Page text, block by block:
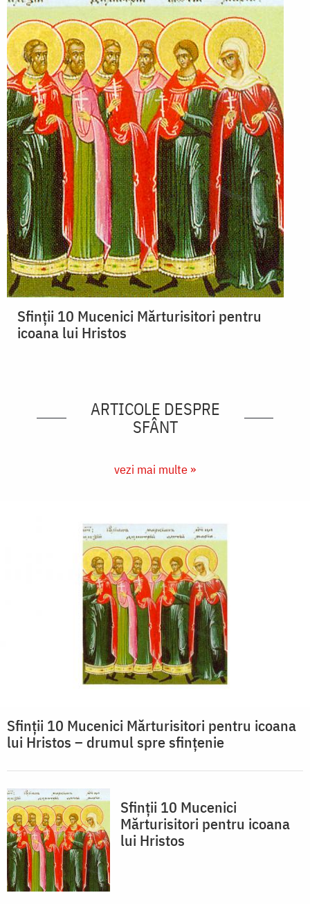
Sfinții 10 Mucenici Mărturisitori pentru
icoana lui Hristos
ARTICOLE DESPRE
SFÂNT
vezi mai multe »
Sfinții 10 Mucenici Mărturisitori pentru icoana
lui Hristos – drumul spre sfințenie
Sfinții 10 Mucenici
Mărturisitori pentru icoana
lui Hristos